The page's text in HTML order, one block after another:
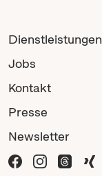
Dienstleistungen
Jobs
Kontakt
Presse
Newsletter